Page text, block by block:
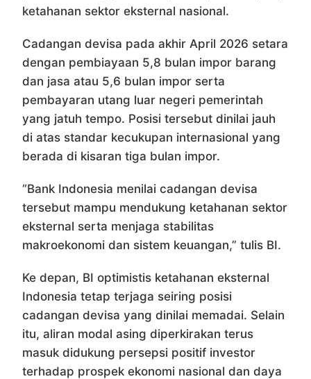
ketahanan sektor eksternal nasional.
Cadangan devisa pada akhir April 2026 setara
dengan pembiayaan 5,8 bulan impor barang
dan jasa atau 5,6 bulan impor serta
pembayaran utang luar negeri pemerintah
yang jatuh tempo. Posisi tersebut dinilai jauh
di atas standar kecukupan internasional yang
berada di kisaran tiga bulan impor.
“Bank Indonesia menilai cadangan devisa
tersebut mampu mendukung ketahanan sektor
eksternal serta menjaga stabilitas
makroekonomi dan sistem keuangan,” tulis BI.
Ke depan, BI optimistis ketahanan eksternal
Indonesia tetap terjaga seiring posisi
cadangan devisa yang dinilai memadai. Selain
itu, aliran modal asing diperkirakan terus
masuk didukung persepsi positif investor
terhadap prospek ekonomi nasional dan daya